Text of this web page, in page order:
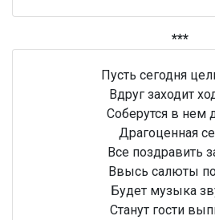
***
Пусть сегодня
Вдруг заходит
Соберутся в нем
Драгоценная
Все поздравить
Ввысь салюты
Будет музыка
Станут гости